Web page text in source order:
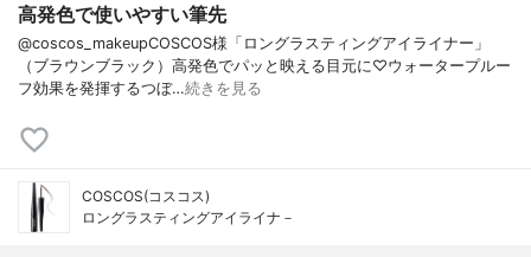
高発色で使いやすい筆先
@coscos_makeupCOSCOS様「ロングラスティングアイライナー」
（ブラウンブラック）高発色でパッと映える目元に♡ウォータープルー
フ効果を発揮するつぼ…続きを見る
COSCOS(コスコス)
ロングラスティングアイライナ－